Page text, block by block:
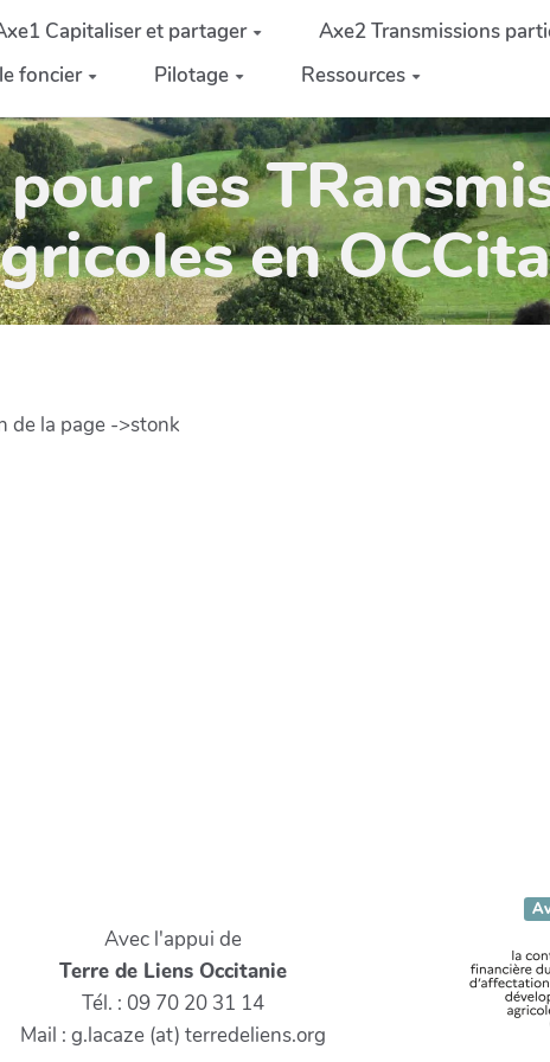
Capitaliser et partager
Axe2 Transmissions
foncier
Pilotage Ressources
les
en
de la page ->stonk
Avec l'appui de
Terre de Liens Occitanie
Tél. : 09 70 20 31 14
Mail : g.lacaze (at) terredeliens.org